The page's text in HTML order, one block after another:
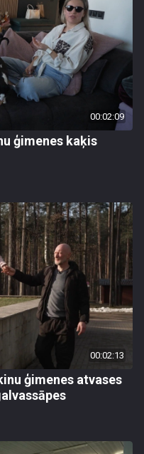
00:02:09
ģimenes kaķis
00:02:13
ģimenes atvases